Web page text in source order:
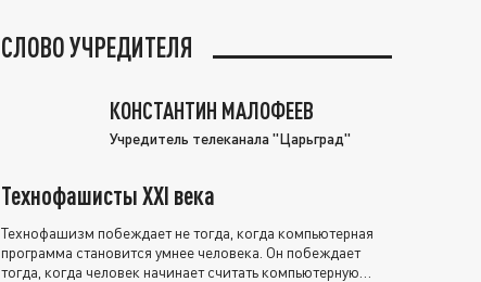
СЛОВО УЧРЕДИТЕЛЯ
КОНСТАНТИН МАЛОФЕЕВ
Учредитель телеканала "Царьград"
Технофашисты XXI века
Технофашизм побеждает не тогда, когда компьютерная
программа становится умнее человека. Он побеждает
тогда, когда человек начинает считать компьютерную